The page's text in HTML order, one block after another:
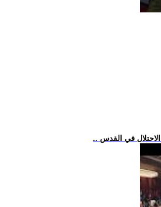
الاحتلال في القدس